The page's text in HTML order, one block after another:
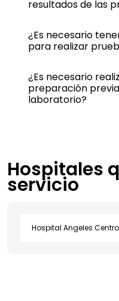
resultados de las
¿Es necesario
para realizar
¿Es necesario
preparación
laboratorio?
Hospitales
servicio